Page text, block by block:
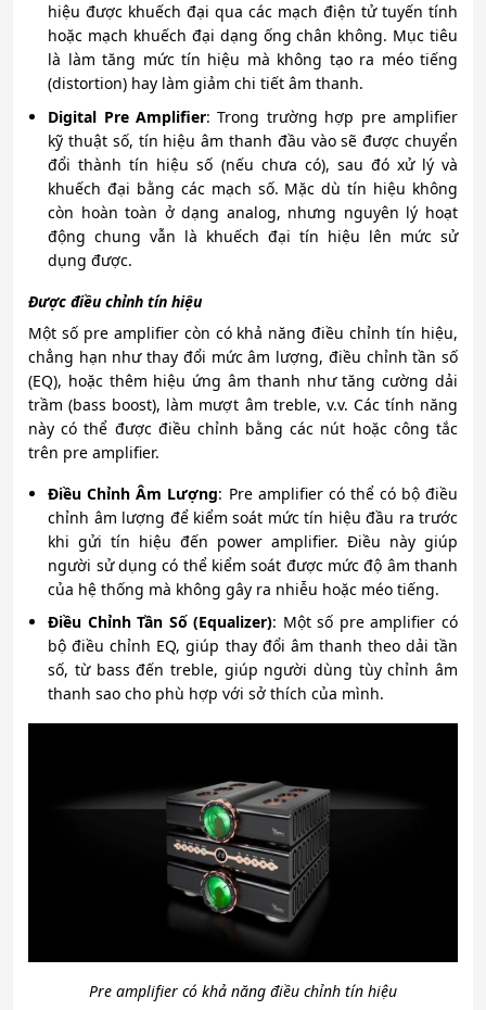
hiệu được khuếch đại qua các mạch điện tử tuyến tính
hoặc mạch khuếch đại dạng ống chân không. Mục tiêu
là làm tăng mức tín hiệu mà không tạo ra méo tiếng
(distortion) hay làm giảm chi tiết âm thanh.
Digital Pre Amplifier: Trong trường hợp pre amplifier
kỹ thuật số, tín hiệu âm thanh đầu vào sẽ được chuyển
đổi thành tín hiệu số (nếu chưa có), sau đó xử lý và
khuếch đại bằng các mạch số. Mặc dù tín hiệu không
còn hoàn toàn ở dạng analog, nhưng nguyên lý hoạt
động chung vẫn là khuếch đại tín hiệu lên mức sử
dụng được.
Được điều chỉnh tín hiệu
Một số pre amplifier còn có khả năng điều chỉnh tín hiệu,
chẳng hạn như thay đổi mức âm lượng, điều chỉnh tần số
(EQ), hoặc thêm hiệu ứng âm thanh như tăng cường dải
trầm (bass boost), làm mượt âm treble, v.v. Các tính năng
này có thể được điều chỉnh bằng các nút hoặc công tắc
trên pre amplifier.
Điều Chỉnh Âm Lượng: Pre amplifier có thể có bộ điều
chỉnh âm lượng để kiểm soát mức tín hiệu đầu ra trước
khi gửi tín hiệu đến power amplifier. Điều này giúp
người sử dụng có thể kiểm soát được mức độ âm thanh
của hệ thống mà không gây ra nhiễu hoặc méo tiếng.
Điều Chỉnh Tần Số (Equalizer): Một số pre amplifier có
bộ điều chỉnh EQ, giúp thay đổi âm thanh theo dải tần
số, từ bass đến treble, giúp người dùng tùy chỉnh âm
thanh sao cho phù hợp với sở thích của mình.
Pre amplifier có khả năng điều chỉnh tín hiệu